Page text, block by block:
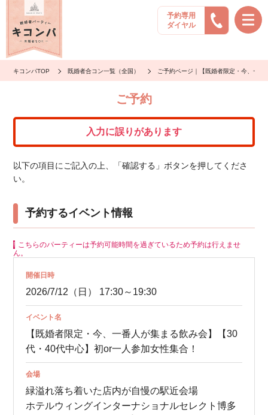
予約専用
ダイヤル
キコンパTOP 既婚者合コン一覧（全国） ご予約ページ｜【既婚者限定・今、一
ご予約
入力に誤りがあります
以下の項目にご記入の上、「確認する」ボタンを押してくださ
い。
予約するイベント情報
こちらのパーティーは予約可能時間を過ぎているため予約は行えませ
ん。
開催日時
2026/7/12（日） 17:30～19:30
イベント名
【既婚者限定・今、一番人が集まる飲み会】【30
代・40代中心】初or一人参加女性集合！
会場
緑溢れ落ち着いた店内が自慢の駅近会場
ホテルウィングインターナショナルセレクト博多